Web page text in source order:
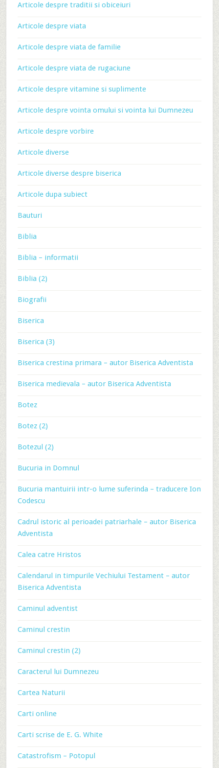
Articole despre traditii si obiceiuri
Articole despre viata
Articole despre viata de familie
Articole despre viata de rugaciune
Articole despre vitamine si suplimente
Articole despre vointa omului si vointa lui Dumnezeu
Articole despre vorbire
Articole diverse
Articole diverse despre biserica
Articole dupa subiect
Bauturi
Biblia
Biblia – informatii
Biblia (2)
Biografii
Biserica
Biserica (3)
Biserica crestina primara – autor Biserica Adventista
Biserica medievala – autor Biserica Adventista
Botez
Botez (2)
Botezul (2)
Bucuria in Domnul
Bucuria mantuirii intr-o lume suferinda – traducere Ion
Codescu
Cadrul istoric al perioadei patriarhale – autor Biserica
Adventista
Calea catre Hristos
Calendarul in timpurile Vechiului Testament – autor
Biserica Adventista
Caminul adventist
Caminul crestin
Caminul crestin (2)
Caracterul lui Dumnezeu
Cartea Naturii
Carti online
Carti scrise de E. G. White
Catastrofism – Potopul